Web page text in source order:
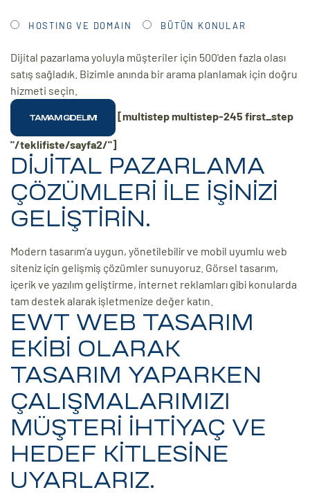
HOSTING VE DOMAIN BÜTÜN KONULAR
Dijital pazarlama yoluyla müşteriler için 500'den fazla olası
satış sağladık. Bizimle anında bir arama planlamak için doğru
hizmeti seçin.
[multistep multistep-245 first_step
"/teklifiste/sayfa2/"]
DİJİTAL PAZARLAMA
ÇÖZÜMLERİ İLE İŞİNİZİ
GELİŞTİRİN.
Modern tasarım’a uygun, yönetilebilir ve mobil uyumlu web
siteniz için gelişmiş çözümler sunuyoruz. Görsel tasarım,
içerik ve yazılım geliştirme, internet reklamları gibi konularda
tam destek alarak işletmenize değer katın.
EWT WEB TASARIM
EKİBİ OLARAK
TASARIM YAPARKEN
ÇALIŞMALARIMIZI
MÜŞTERİ İHTİYAÇ VE
HEDEF KİTLESİNE
UYARLARIZ.